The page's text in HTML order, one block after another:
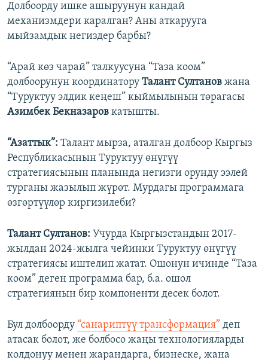
Долбоорду ишке ашыруунун кандай
механизмдери каралган? Аны аткарууга
мыйзамдык негиздер барбы?
“Арай көз чарай” талкуусуна “Таза коом”
долбоорунун координатору Талант Султанов жана
“Туруктуу элдик кеңеш” кыймылынын төрагасы
Азимбек Бекназаров катышты.
“Азаттык”: Талант мырза, аталган долбоор Кыргыз
Республикасынын Туруктуу өнүгүү
стратегиясынын планында негизги орунду ээлей
турганы жазылып жүрөт. Мурдагы программага
өзгөртүүлөр киргизилеби?
Талант Султанов: Учурда Кыргызстандын 2017-
жылдан 2024-жылга чейинки Туруктуу өнүгүү
стратегиясы иштелип жатат. Ошонун ичинде “Таза
коом” деген программа бар, б.а. ошол
стратегиянын бир компоненти десек болот.
Бул долбоорду “санариптүү трансформация” деп
атасак болот, же болбосо жаңы технологияларды
колдонуу менен жарандарга, бизнеске, жана